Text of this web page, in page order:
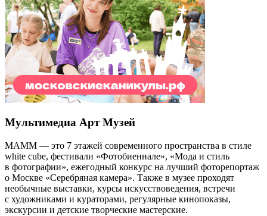
Мультимедиа Арт Музей
МАММ — это 7 этажей современного пространства в стиле
white cube, фестивали «Фотобиеннале», «Мода и стиль
в фотографии», ежегодный конкурс на лучший фоторепортаж
о Москве «Серебряная камера». Также в музее проходят
необычные выставки, курсы искусствоведения, встречи
с художниками и кураторами, регулярные кинопоказы,
экскурсии и детские творческие мастерские.